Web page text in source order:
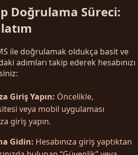
Doğrulama Süreci:
ile doğrulamak oldukça basit ve
adımları takip ederek hesabınızı
Giriş Yapın: Öncelikle,
veya mobil uygulaması
giriş yapın.
Gidin: Hesabınıza giriş yaptıktan